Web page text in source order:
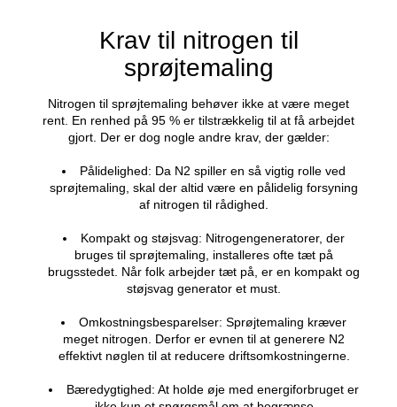
der påføres endnu et lag hurtigere.
Desuden bliver oversprøjtning og fjernelse af
udstrakt på målet. Dette resulterer i en
billedopdeling (DOI) og en forbedret
Desuden kræver brugen af nitrogen til
opløsningsmidler. Der er med andre ord mange
højere produktivitet.
Krav til nitrogen til
sprøjtemaling